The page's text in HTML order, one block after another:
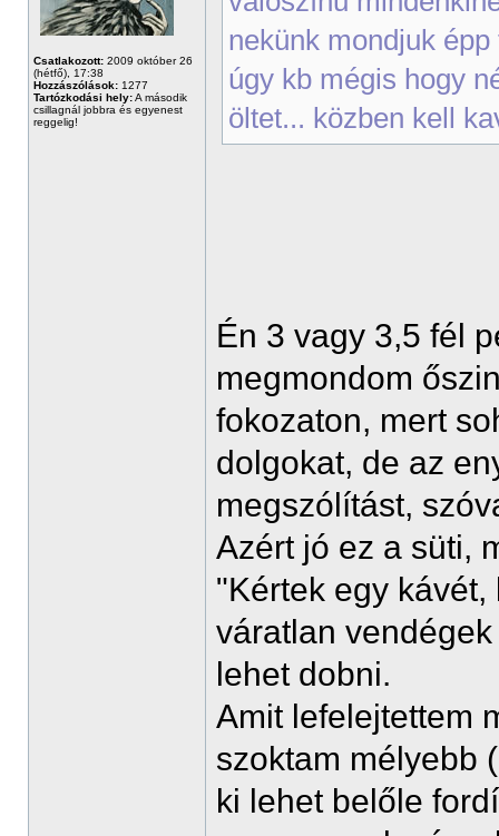
Csatlakozott: 2009 október 26
(hétfő), 17:38
Hozzászólások: 1277
Tartózkodási hely:A második
csillagnál jobbra és egyenest
reggelig!
nekünk mondjuk
úgy kb mégis hogy
öltet... közben kell
Én 3 vagy 3,5 fél
megmondom
fokozaton, mert
dolgokat, de az
megszólítást,
Azért jó ez a süti,
"Kértek egy
váratlan
lehet dobni.
Amit lefelejtettem
szoktam mélyebb
ki lehet belőle